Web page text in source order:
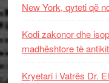
New York, qyteti që
Kodi zakonor dhe
madhështore të
Kryetari i Vatrës Dr.